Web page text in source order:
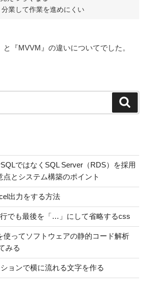
分業して作業を進めにくい
と『MVVM』の違いについてでした。
ではなくSQL Server（RDS）を採用
点とシステム構築のポイント
出力をする方法
でも最後を「…」にして省略するcss
使ってソフトウェアの静的コード解析
みる
ョンで横に流れる文字を作る